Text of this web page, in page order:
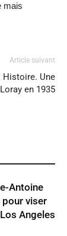
mais
Article suivant
Histoire. Une
en 1935
Antoine
pour viser
Angeles